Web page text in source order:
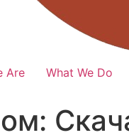
Are What We Do